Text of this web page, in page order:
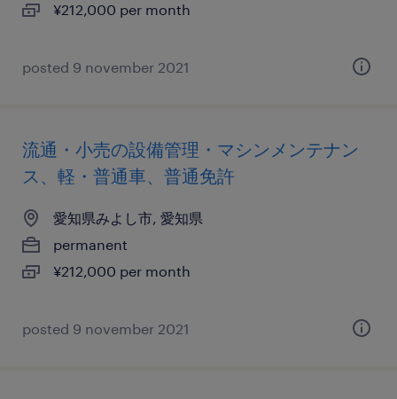
¥212,000 per month
posted 9 november 2021
流通・小売の設備管理・マシンメンテナン
ス、軽・普通車、普通免許
愛知県みよし市, 愛知県
permanent
¥212,000 per month
posted 9 november 2021